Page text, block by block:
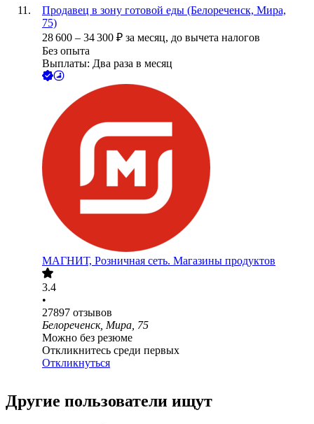
Продавец в зону готовой еды (Белореченск, Мира,
75)
28 600 – 34 300 ₽ за месяц, до вычета налогов
Без опыта
Выплаты: Два раза в месяц
МАГНИТ, Розничная сеть. Магазины продуктов
3.4
•
27897 отзывов
Белореченск, Мира, 75
Можно без резюме
Откликнитесь среди первых
Откликнуться
Другие пользователи ищут